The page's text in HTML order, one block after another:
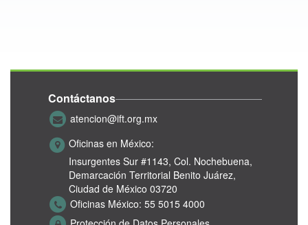
Contáctanos
atencion@ift.org.mx
Oficinas en México:
Insurgentes Sur #1143, Col. Nochebuena,
Demarcación Territorial Benito Juárez,
Ciudad de México 03720
Oficinas México: 55 5015 4000